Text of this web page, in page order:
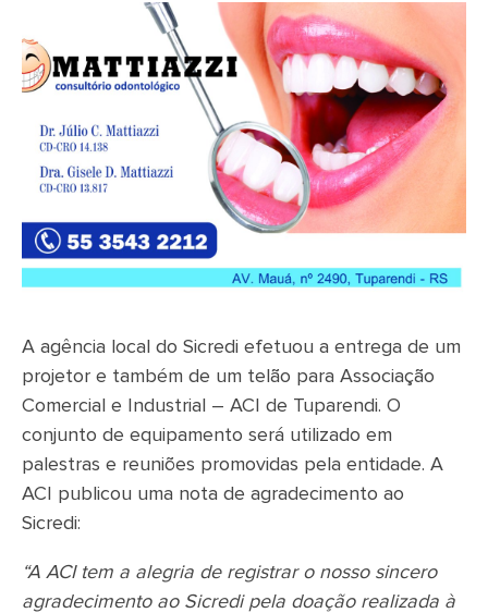
A agência local do Sicredi efetuou a entrega de um
projetor e também de um telão para Associação
Comercial e Industrial – ACI de Tuparendi. O
conjunto de equipamento será utilizado em
palestras e reuniões promovidas pela entidade. A
ACI publicou uma nota de agradecimento ao
Sicredi:
“A ACI tem a alegria de registrar o nosso sincero
agradecimento ao Sicredi pela doação realizada à